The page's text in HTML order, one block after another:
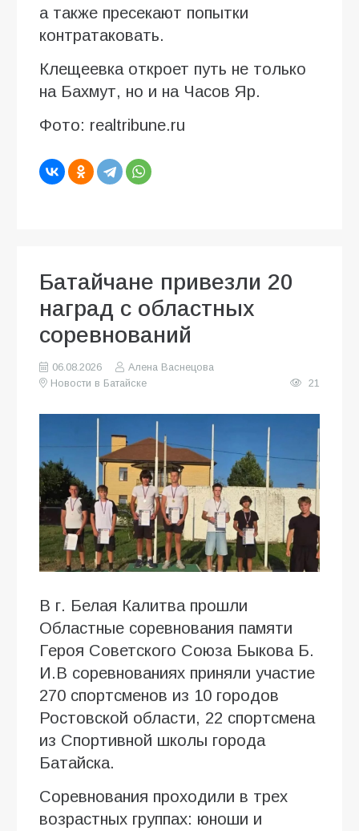
а также пресекают попытки
контратаковать.
Клещеевка откроет путь не только
на Бахмут, но и на Часов Яр.
Фото: realtribune.ru
Батайчане привезли 20
наград с областных
соревнований
06.08.2026
Алена Васнецова
Новости в Батайске
21
В г. Белая Калитва прошли
Областные соревнования памяти
Героя Советского Союза Быкова Б.
И.В соревнованиях приняли участие
270 спортсменов из 10 городов
Ростовской области, 22 спортсмена
из Спортивной школы города
Батайска.
Соревнования проходили в трех
возрастных группах: юноши и